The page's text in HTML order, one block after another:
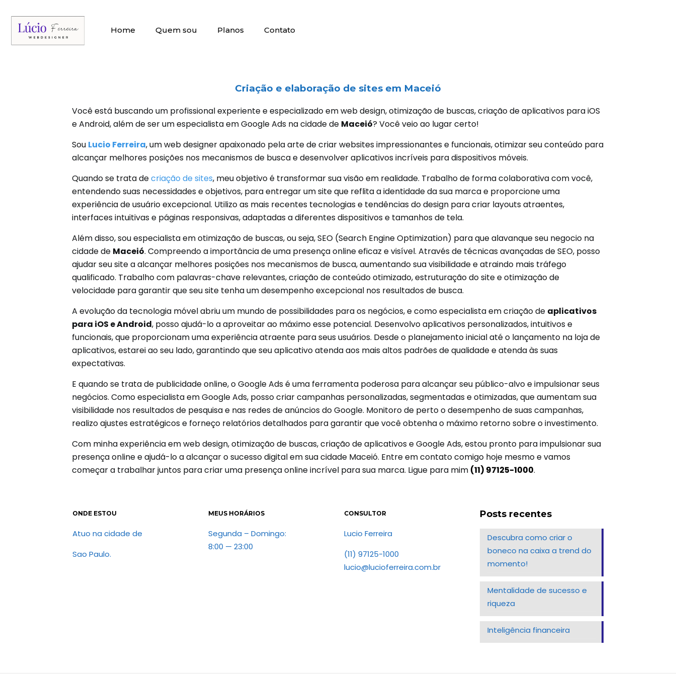
Home Quem sou Planos Contato
Criação e elaboração de sites em Maceió
Você está buscando um profissional experiente e especializado em web design, otimização de buscas, criação de aplicativos para iOS
e Android, além de ser um especialista em Google Ads na cidade de Maceió? Você veio ao lugar certo!
Sou Lucio Ferreira, um web designer apaixonado pela arte de criar websites impressionantes e funcionais, otimizar seu conteúdo para
alcançar melhores posições nos mecanismos de busca e desenvolver aplicativos incríveis para dispositivos móveis.
Quando se trata decriação de sites, meu objetivo é transformar sua visão em realidade. Trabalho de forma colaborativa com você,
entendendo suas necessidades e objetivos, para entregar um site que reflita a identidade da sua marca e proporcione uma
experiência de usuário excepcional. Utilizo as mais recentes tecnologias e tendências do design para criar layouts atraentes,
interfaces intuitivas e páginas responsivas, adaptadas a diferentes dispositivos e tamanhos de tela.
Além disso, sou especialista em otimização de buscas, ou seja, SEO (Search Engine Optimization) para que alavanque seu negocio na
cidade de Maceió. Compreendo a importância de uma presença online eficaz e visível. Através de técnicas avançadas de SEO, posso
ajudar seu site a alcançar melhores posições nos mecanismos de busca, aumentando sua visibilidade e atraindo mais tráfego
qualificado. Trabalho com palavras-chave relevantes, criação de conteúdo otimizado, estruturação do site e otimização de
velocidade para garantir que seu site tenha um desempenho excepcional nos resultados de busca.
A evolução da tecnologia móvel abriu um mundo de possibilidades para os negócios, e como especialista em criação de aplicativos
para iOS e Android, posso ajudá-lo a aproveitar ao máximo esse potencial. Desenvolvo aplicativos personalizados, intuitivos e
funcionais, que proporcionam uma experiência atraente para seus usuários. Desde o planejamento inicial até o lançamento na loja de
aplicativos, estarei ao seu lado, garantindo que seu aplicativo atenda aos mais altos padrões de qualidade e atenda às suas
expectativas.
E quando se trata de publicidade online, o Google Ads é uma ferramenta poderosa para alcançar seu público-alvo e impulsionar seus
negócios. Como especialista em Google Ads, posso criar campanhas personalizadas, segmentadas e otimizadas, que aumentam sua
visibilidade nos resultados de pesquisa e nas redes de anúncios do Google. Monitoro de perto o desempenho de suas campanhas,
realizo ajustes estratégicos e forneço relatórios detalhados para garantir que você obtenha o máximo retorno sobre o investimento.
Com minha experiência em web design, otimização de buscas, criação de aplicativos e Google Ads, estou pronto para impulsionar sua
presença online e ajudá-lo a alcançar o sucesso digital em sua cidade Maceió. Entre em contato comigo hoje mesmo e vamos
começar a trabalhar juntos para criar uma presença online incrível para sua marca. Ligue para mim (11) 97125-1000.
ONDE ESTOU
Atuo na cidade de
Sao Paulo.
MEUS HORÁRIOS
Segunda – Domingo:
8:00 — 23:00
CONSULTOR
Lucio Ferreira
(11) 97125-1000
lucio@lucioferreira.com.br
Posts recentes
Descubra como criar o
boneco na caixa a trend do
momento!
Mentalidade de sucesso e
riqueza
Inteligência financeira